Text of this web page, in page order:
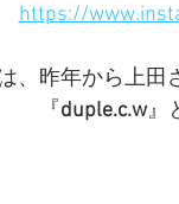
https://
、昨年から上田
『duple.c.w』